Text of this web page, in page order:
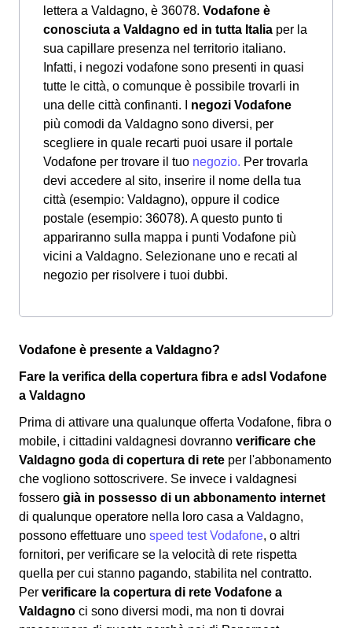
lettera a Valdagno, è 36078. Vodafone è
conosciuta a Valdagno ed in tutta Italia per la
sua capillare presenza nel territorio italiano.
Infatti, i negozi vodafone sono presenti in quasi
tutte le città, o comunque è possibile trovarli in
una delle città confinanti. I negozi Vodafone
più comodi da Valdagno sono diversi, per
scegliere in quale recarti puoi usare il portale
Vodafone per trovare il tuo negozio. Per trovarla
devi accedere al sito, inserire il nome della tua
città (esempio: Valdagno), oppure il codice
postale (esempio: 36078). A questo punto ti
appariranno sulla mappa i punti Vodafone più
vicini a Valdagno. Selezionane uno e recati al
negozio per risolvere i tuoi dubbi.
Vodafone è presente a Valdagno?
Fare la verifica della copertura fibra e adsl Vodafone
a Valdagno
Prima di attivare una qualunque offerta Vodafone, fibra o
mobile, i cittadini valdagnesi dovranno verificare che
Valdagno goda di copertura di rete per l'abbonamento
che vogliono sottoscrivere. Se invece i valdagnesi
fossero già in possesso di un abbonamento internet
di qualunque operatore nella loro casa a Valdagno,
possono effettuare uno speed test Vodafone, o altri
fornitori, per verificare se la velocità di rete rispetta
quella per cui stanno pagando, stabilita nel contratto.
Per verificare la copertura di rete Vodafone a
Valdagno ci sono diversi modi, ma non ti dovrai